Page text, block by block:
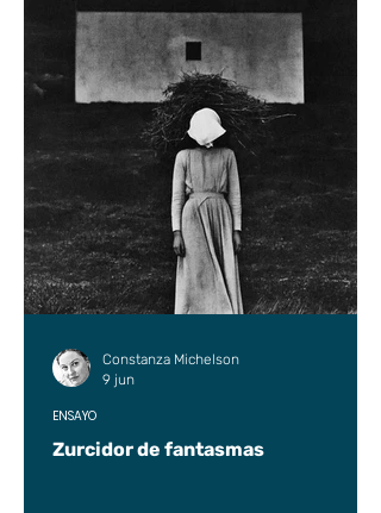
Zurcidor de fantasmas
ENSAYO
Constanza Michelson
9 jun